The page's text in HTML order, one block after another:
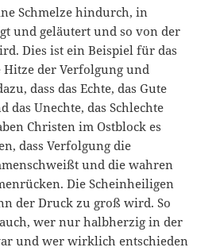
Schmelze hindurch, in
und geläutert und so von der
Dies ist ein Beispiel für das
Hitze der Verfolgung und
dass das Echte, das Gute
das Unechte, das Schlechte
Christen im Ostblock es
dass Verfolgung die
und die wahren
Die Scheinheiligen
der Druck zu groß wird. So
wer nur halbherzig in der
und wer wirklich entschieden